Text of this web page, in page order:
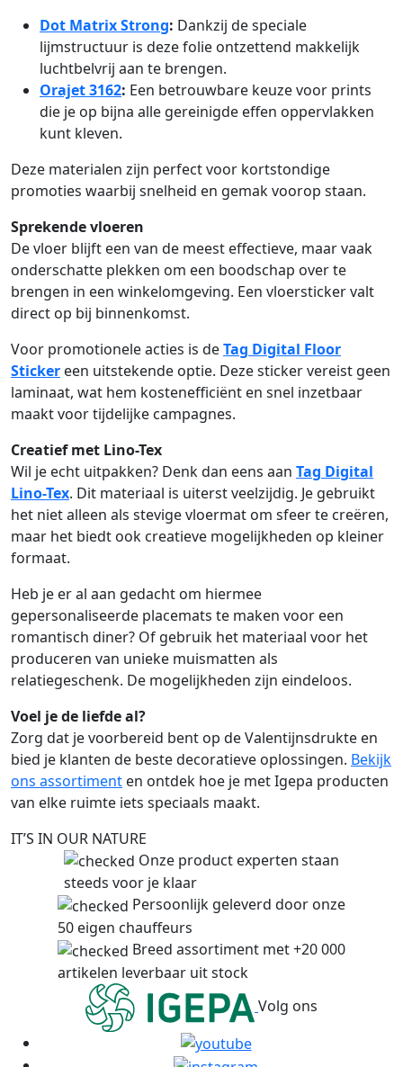
Dot Matrix Strong: Dankzij de speciale
lijmstructuur is deze folie ontzettend makkelijk
luchtbelvrij aan te brengen.
Orajet 3162: Een betrouwbare keuze voor prints
die je op bijna alle gereinigde effen oppervlakken
kunt kleven.
Deze materialen zijn perfect voor kortstondige
promoties waarbij snelheid en gemak voorop staan.
Sprekende vloeren
De vloer blijft een van de meest effectieve, maar vaak
onderschatte plekken om een boodschap over te
brengen in een winkelomgeving. Een vloersticker valt
direct op bij binnenkomst.
Voor promotionele acties is deTag Digital Floor
Sticker een uitstekende optie. Deze sticker vereist geen
laminaat, wat hem kostenefficiënt en snel inzetbaar
maakt voor tijdelijke campagnes.
Creatief met Lino-Tex
Wil je echt uitpakken? Denk dan eens aan Tag Digital
Lino-Tex. Dit materiaal is uiterst veelzijdig. Je gebruikt
het niet alleen als stevige vloermat om sfeer te creëren,
maar het biedt ook creatieve mogelijkheden op kleiner
formaat.
Heb je er al aan gedacht om hiermee
gepersonaliseerde placemats te maken voor een
romantisch diner? Of gebruik het materiaal voor het
produceren van unieke muismatten als
relatiegeschenk. De mogelijkheden zijn eindeloos.
Voel je de liefde al?
Zorg dat je voorbereid bent op de Valentijnsdrukte en
bied je klanten de beste decoratieve oplossingen. Bekijk
ons assortiment en ontdek hoe je met Igepa producten
van elke ruimte iets speciaals maakt.
IT’S IN OUR NATURE
Onze product experten staan
steeds voor je klaar
Persoonlijk geleverd door onze
50 eigen chauffeurs
Breed assortiment met +20 000
artikelen leverbaar uit stock
Volg ons